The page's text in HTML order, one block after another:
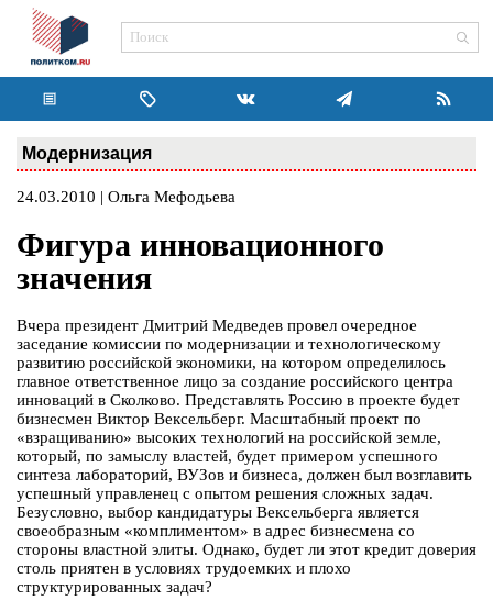
Модернизация
24.03.2010 | Ольга Мефодьева
Фигура инновационного
значения
Вчера президент Дмитрий Медведев провел очередное
заседание комиссии по модернизации и технологическому
развитию российской экономики, на котором определилось
главное ответственное лицо за создание российского центра
инноваций в Сколково. Представлять Россию в проекте будет
бизнесмен Виктор Вексельберг. Масштабный проект по
«взращиванию» высоких технологий на российской земле,
который, по замыслу властей, будет примером успешного
синтеза лабораторий, ВУЗов и бизнеса, должен был возглавить
успешный управленец с опытом решения сложных задач.
Безусловно, выбор кандидатуры Вексельберга является
своеобразным «комплиментом» в адрес бизнесмена со
стороны властной элиты. Однако, будет ли этот кредит доверия
столь приятен в условиях трудоемких и плохо
структурированных задач?